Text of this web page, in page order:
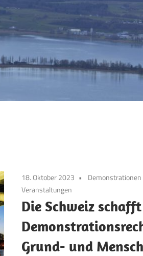
18. Oktober 2023 Demonstrationen
Veranstaltungen
Die Schweiz
Grund- und